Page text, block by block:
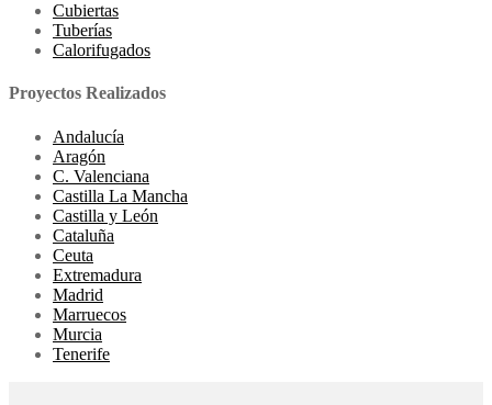
Cubiertas
Tuberías
Calorifugados
Proyectos Realizados
Andalucía
Aragón
C. Valenciana
Castilla La Mancha
Castilla y León
Cataluña
Ceuta
Extremadura
Madrid
Marruecos
Murcia
Tenerife